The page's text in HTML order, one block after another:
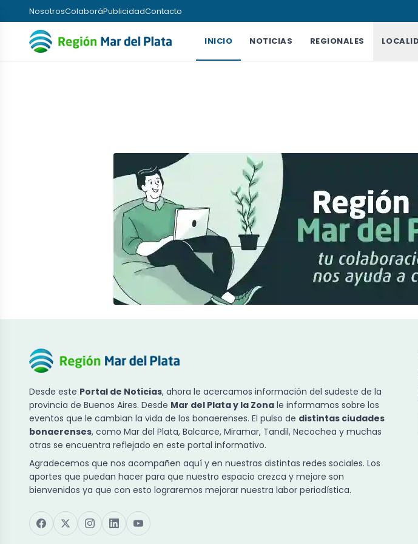
NosotrosColaboráPublicidadContacto
INICIO NOTICIAS REGIONALES
Desde este Portal de Noticias, ahora le acercamos información del sudeste de la
provincia de Buenos Aires. Desde Mar del Plata y la Zona le informamos sobre los
eventos que le cambian la vida de los bonaerenses. El pulso de distintas ciudades
bonaerenses, como Mar del Plata, Balcarce, Miramar, Tandil, Necochea y muchas
otras se encuentra reflejado en este portal informativo.
Agradecemos que nos acompañen aquí y en nuestras distintas redes sociales. Los
aportes que puedan hacer para que nuestro espacio crezca y mejore son
bienvenidos ya que con esto lograremos mejorar nuestra labor periodística.